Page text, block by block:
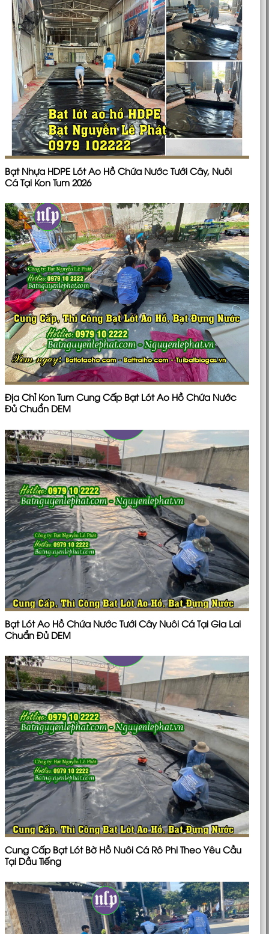
Bạt Nhựa HDPE Lót Ao Hồ Chứa Nước Tưới Cây, Nuôi
Cá Tại Kon Tum 2026
Địa Chỉ Kon Tum Cung Cấp Bạt Lót Ao Hồ Chứa Nước
Đủ Chuẩn DEM
Bạt Lót Ao Hồ Chứa Nước Tưới Cây Nuôi Cá Tại Gia Lai
Chuẩn Đủ DEM
Cung Cấp Bạt Lót Bờ Hồ Nuôi Cá Rô Phi Theo Yêu Cầu
Tại Dầu Tiếng